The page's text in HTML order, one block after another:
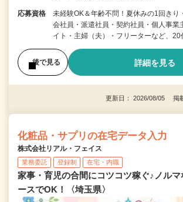
応募資格
未経験OK＆年齢不問！夏休みの1回き
会社員・派遣社員・契約社員・個人事業
イト・主婦（夫）・フリーターなど、20
後で見る 詳細を見る
更新日： 2026/08/05 掲
化粧品・サプリの在宅データ入力
株式会社リアル・フェイス
業務委託 登録制 在宅・内職
家事・育児の合間にコツコツ稼ぐ♪ノル
ースでOK！〈埼玉県〉